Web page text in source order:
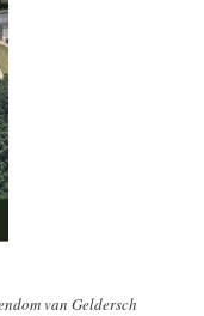
van Geldersch